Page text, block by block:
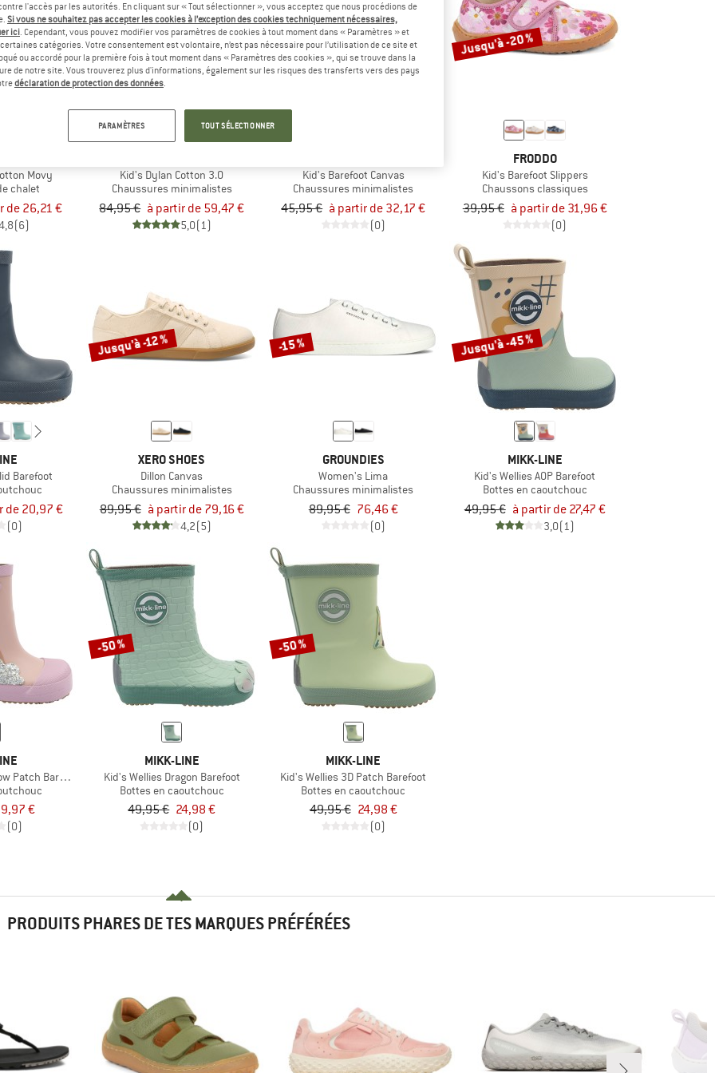
Movy
chalet
de 26,21 €
(6)
Jusqu'à -30 %
Kid's Dylan Cotton 3.0
Chaussures minimalistes
84,95 € à partir de 59,47 €
5,0(1)
-30 %
Kid's Barefoot Canvas
Chaussures minimalistes
45,95 € à partir de 32,17 €
(0)
Jusqu'à -20 %
FRODDO
Kid's Barefoot Slippers
Chaussons classiques
39,95 € à partir de 31,96 €
(0)
Barefoot
de 20,97 €
(0)
Jusqu'à -12 %
XERO SHOES
Dillon Canvas
Chaussures minimalistes
89,95 € à partir de 79,16 €
4,2(5)
-15 %
GROUNDIES
Women's Lima
Chaussures minimalistes
89,95 € 76,46 €
(0)
Jusqu'à -45 %
MIKK-LINE
Kid's Wellies AOP Barefoot
Bottes en caoutchouc
49,95 € à partir de 27,47 €
3,0(1)
Patch Barefoot
€
(0)
-50 %
MIKK-LINE
Kid's Wellies Dragon Barefoot
Bottes en caoutchouc
49,95 € 24,98 €
(0)
-50 %
MIKK-LINE
Kid's Wellies 3D Patch Barefoot
Bottes en caoutchouc
49,95 € 24,98 €
(0)
PRODUITS PHARES DE TES MARQUES PRÉFÉRÉES
l'accès par les autorités. En cliquant sur « Tout sélectionner », vous acceptez que nous procédions de
Si vous ne souhaitez pas accepter les cookies à l’exception des cookies techniquement nécessaires,
ici. Cependant, vous pouvez modifier vos paramètres de cookies à tout moment dans « Paramètres » et
catégories. Votre consentement est volontaire, n’est pas nécessaire pour l’utilisation de ce site et
ou accordé pour la première fois à tout moment dans « Paramètres des cookies », qui se trouve dans la
de notre site. Vous trouverez plus d'informations, également sur les risques des transferts vers des pays
déclaration de protection des données.
PARAMÈTRES TOUT SÉLECTIONNER